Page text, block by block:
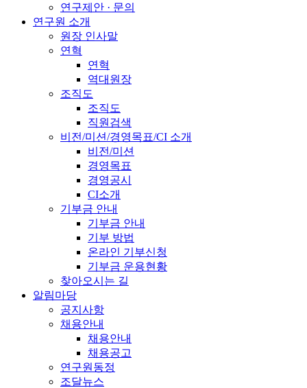
연구제안 · 문의
연구원 소개
원장 인사말
연혁
연혁
역대원장
조직도
조직도
직원검색
비전/미션/경영목표/CI 소개
비전/미션
경영목표
경영공시
CI소개
기부금 안내
기부금 안내
기부 방법
온라인 기부신청
기부금 운용현황
찾아오시는 길
알림마당
공지사항
채용안내
채용안내
채용공고
연구원동정
조달뉴스